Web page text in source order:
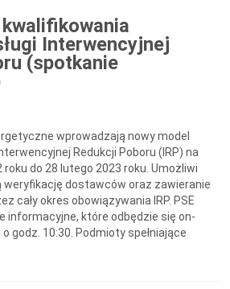
Interwencyjnej
(spotkanie
wprowadzają nowy model
Redukcji Poboru (IRP) na
do 28 lutego 2023 roku. Umożliwi
weryfikację dostawców oraz zawieranie
cały okres obowiązywania IRP. PSE
informacyjne, które odbędzie się on-
godz. 10:30. Podmioty spełniające